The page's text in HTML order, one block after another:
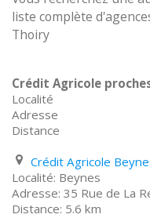
liste complète
Thoiry
Crédit Agricole
Localité
Adresse
Distance
Beynes
35 Rue de La
5.6 km